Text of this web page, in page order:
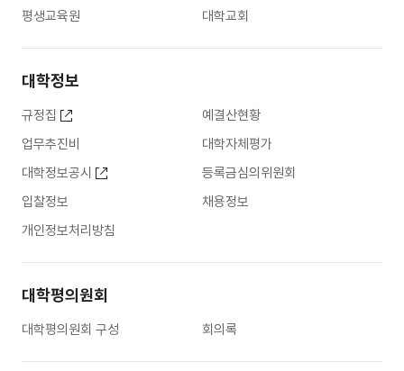
평생교육원
대학교회
대학정보
규정집
예결산현황
업무추진비
대학자체평가
대학정보공시
등록금심의위원회
입찰정보
채용정보
개인정보처리방침
대학평의원회
대학평의원회 구성 회의록